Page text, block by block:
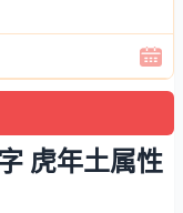
虎年土属性